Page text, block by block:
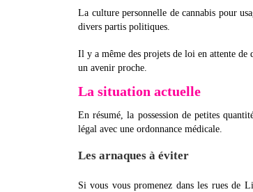
La culture personnelle de cannabis pour
divers partis politiques.
Il y a même des projets de loi en attente de
un avenir proche.
La situation actuelle
En résumé, la possession de petites
légal avec une ordonnance médicale.
Les arnaques à éviter
Si vous vous promenez dans les rues de